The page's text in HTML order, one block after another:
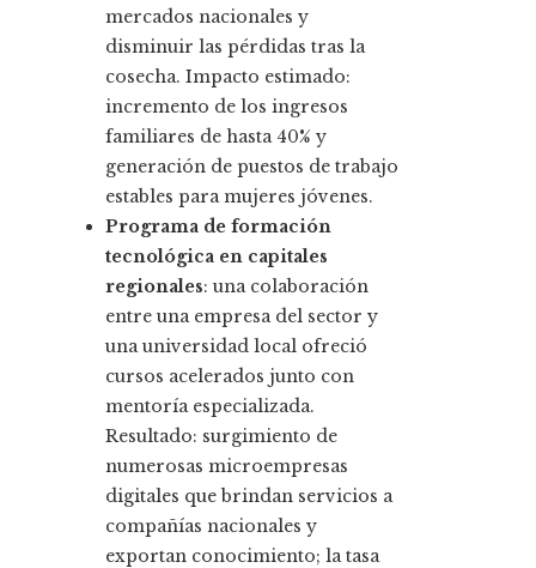
mercados nacionales y
disminuir las pérdidas tras la
cosecha. Impacto estimado:
incremento de los ingresos
familiares de hasta 40% y
generación de puestos de trabajo
estables para mujeres jóvenes.
Programa de formación
tecnológica en capitales
regionales: una colaboración
entre una empresa del sector y
una universidad local ofreció
cursos acelerados junto con
mentoría especializada.
Resultado: surgimiento de
numerosas microempresas
digitales que brindan servicios a
compañías nacionales y
exportan conocimiento; la tasa